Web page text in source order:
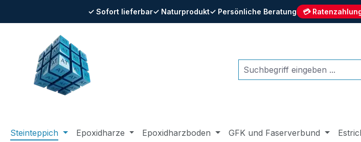
✓ Sofort lieferbar✓ Naturprodukt✓ Persönliche Beratung 💳
Hauptinhalt springen
Zur Suche springen
Zur Hauptnavigation springen
Steinteppich Epoxidharze Epoxidharzboden GFK und Faserverbund